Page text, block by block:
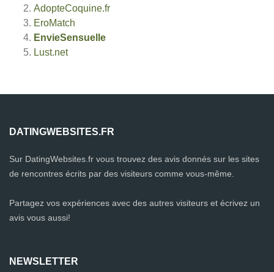
AdopteCoquine.fr
EroMatch
EnvieSensuelle
Lust.net
DATINGWEBSITES.FR
Sur DatingWebsites.fr vous trouvez des avis donnés sur les sites
de rencontres écrits par des visiteurs comme vous-même.
Partagez vos expériences avec des autres visiteurs et écrivez un
avis vous aussi!
NEWSLETTER